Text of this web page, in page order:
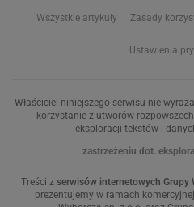
Wszystkie artykuły Zasady
Ustawienia
Właściciel niniejszego serwisu nie
korzystanie z utworów
eksploracji tekstów i
zastrzeżeniu dot.
Treści z serwisów internetowych Grupy
prezentujemy w ramach